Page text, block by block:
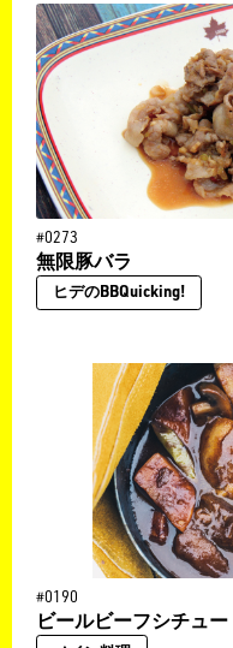
#0273
無限豚バラ
ヒデのBBQuicking!
#0190
ビールビーフシチュー